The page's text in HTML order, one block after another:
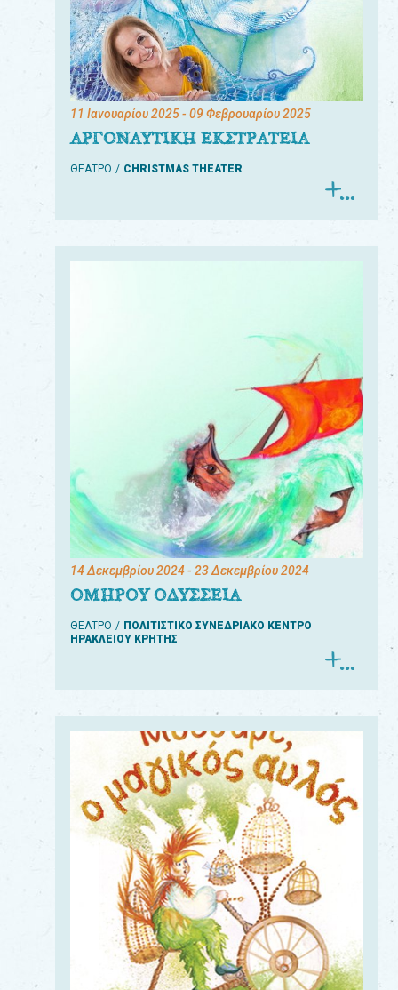
11 Ιανουαρίου 2025- 09 Φεβρουαρίου 2025
ΑΡΓΟΝΑΥΤΙΚΗ ΕΚΣΤΡΑΤΕΙΑ
ΘΕΑΤΡΟ CHRISTMAS THEATER
14 Δεκεμβρίου 2024- 23 Δεκεμβρίου 2024
ΟΜΗΡΟΥ ΟΔΥΣΣΕΙΑ
ΘΕΑΤΡΟ
ΠΟΛΙΤΙΣΤΙΚΟ ΣΥΝΕΔΡΙΑΚΟ ΚΕΝΤΡΟ
ΗΡΑΚΛΕΙΟΥ ΚΡΗΤΗΣ